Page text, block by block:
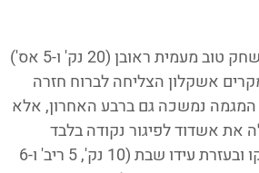
הרבע השלישי היה רבע של מומנטומים ובו אשדוד שקיבלה גם משחק טוב מעמית ראובן (20 נק' ו-5 אס')
אלא שבשני המקרים אשקלון הצליחה לברוח חזרה
בסיום הרבע השלישי. המגמה נמשכה גם ברבע האחרון, אלא
טרנר (19 נק', 5 ריב' ו-7 אס') הובילה את אשדוד לפיגור נקודה בלבד